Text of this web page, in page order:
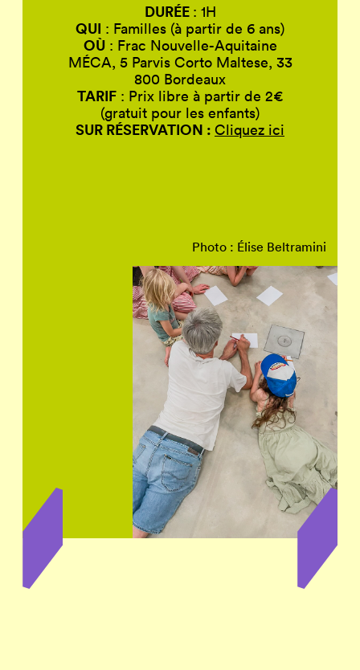
DURÉE : 1H
QUI : Familles (à partir de 6 ans)
OÙ: Frac Nouvelle-Aquitaine
MÉCA, 5 Parvis Corto Maltese, 33
800 Bordeaux
TARIF : Prix libre à partir de 2€
(gratuit pour les enfants)
SUR RÉSERVATION : Cliquez ici
Photo : Élise Beltramini